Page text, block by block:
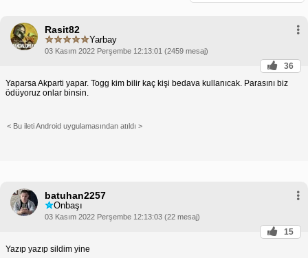
Rasit82
Yarbay
03 Kasım 2022 Perşembe 12:13:01 (2459 mesaj)
36
Yaparsa Akparti yapar. Togg kim bilir kaç kişi bedava kullanıcak. Parasını biz
ödüyoruz onlar binsin.
< Bu ileti Android uygulamasından atıldı >
batuhan2257
Onbaşı
03 Kasım 2022 Perşembe 12:13:03 (22 mesaj)
15
Yazıp yazıp sildim yine